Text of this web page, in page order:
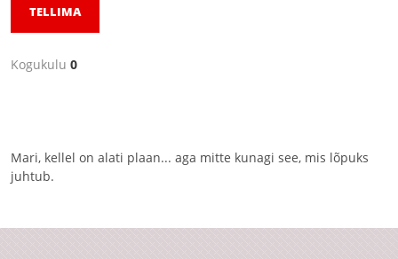
TELLIMA
Kogukulu 0
Mari, kellel on alati plaan... aga mitte kunagi see, mis lõpuks
juhtub.